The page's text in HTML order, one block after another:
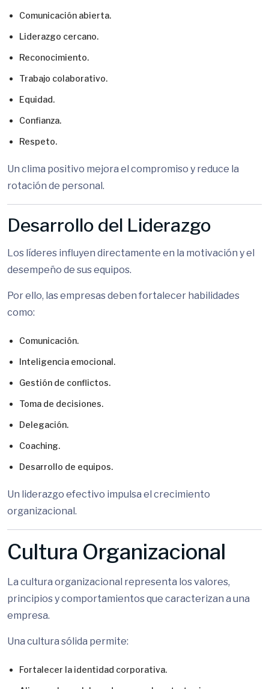
Comunicación abierta.
Liderazgo cercano.
Reconocimiento.
Trabajo colaborativo.
Equidad.
Confianza.
Respeto.
Un clima positivo mejora el compromiso y reduce la
rotación de personal.
Desarrollo del Liderazgo
Los líderes influyen directamente en la motivación y el
desempeño de sus equipos.
Por ello, las empresas deben fortalecer habilidades
como:
Comunicación.
Inteligencia emocional.
Gestión de conflictos.
Toma de decisiones.
Delegación.
Coaching.
Desarrollo de equipos.
Un liderazgo efectivo impulsa el crecimiento
organizacional.
Cultura Organizacional
La cultura organizacional representa los valores,
principios y comportamientos que caracterizan a una
empresa.
Una cultura sólida permite:
Fortalecer la identidad corporativa.